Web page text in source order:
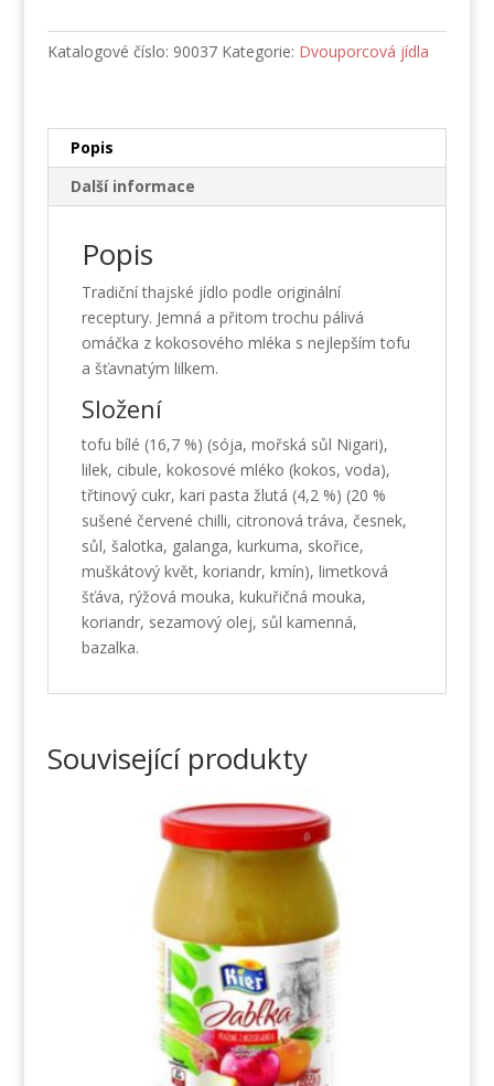
množství
Katalogové číslo: 90037 Kategorie: Dvouporcová jídla
Popis
Další informace
Popis
Tradiční thajské jídlo podle originální
receptury. Jemná a přitom trochu pálivá
omáčka z kokosového mléka s nejlepším tofu
a šťavnatým lilkem.
Složení
tofu bílé (16,7 %) (sója, mořská sůl Nigari),
lilek, cibule, kokosové mléko (kokos, voda),
třtinový cukr, kari pasta žlutá (4,2 %) (20 %
sušené červené chilli, citronová tráva, česnek,
sůl, šalotka, galanga, kurkuma, skořice,
muškátový květ, koriandr, kmín), limetková
šťáva, rýžová mouka, kukuřičná mouka,
koriandr, sezamový olej, sůl kamenná,
bazalka.
Související produkty